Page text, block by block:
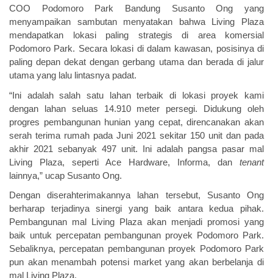
COO Podomoro Park Bandung Susanto Ong yang
menyampaikan sambutan menyatakan bahwa Living Plaza
mendapatkan lokasi paling strategis di area komersial
Podomoro Park. Secara lokasi di dalam kawasan, posisinya di
paling depan dekat dengan gerbang utama dan berada di jalur
utama yang lalu lintasnya padat.
“Ini adalah salah satu lahan terbaik di lokasi proyek kami
dengan lahan seluas 14.910 meter persegi. Didukung oleh
progres pembangunan hunian yang cepat, direncanakan akan
serah terima rumah pada Juni 2021 sekitar 150 unit dan pada
akhir 2021 sebanyak 497 unit. Ini adalah pangsa pasar mal
Living Plaza, seperti Ace Hardware, Informa, dan tenant
lainnya,” ucap Susanto Ong.
Dengan diserahterimakannya lahan tersebut, Susanto Ong
berharap terjadinya sinergi yang baik antara kedua pihak.
Pembangunan mal Living Plaza akan menjadi promosi yang
baik untuk percepatan pembangunan proyek Podomoro Park.
Sebaliknya, percepatan pembangunan proyek Podomoro Park
pun akan menambah potensi market yang akan berbelanja di
mal Living Plaza.